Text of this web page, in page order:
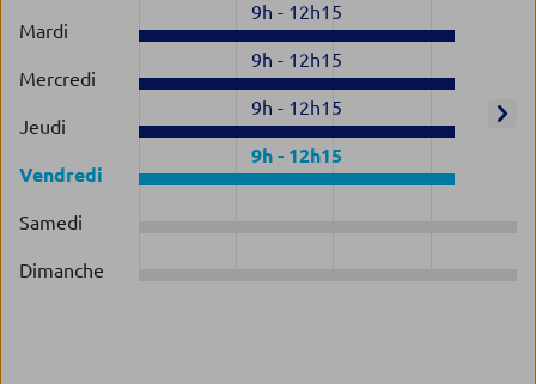
Mardi
9h - 12h15
Mercredi
9h - 12h15
Jeudi
9h - 12h15
Vendredi
9h - 12h15
Samedi
Dimanche